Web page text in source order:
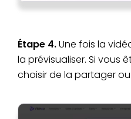
Étape 4.Une fois la
la prévisualiser. Si vous
choisir de la partager